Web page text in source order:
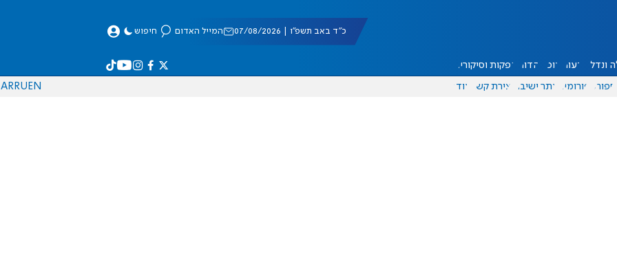
כ"ד באב תשפ"ו | 07/08/2026 המייל האדום חיפוש
ונדל"ן דעות אוכל יהדות הפקות וסיקורים
ספורט פורומים אתר ישיבה יצירת קשר עוד EN
RU
AR